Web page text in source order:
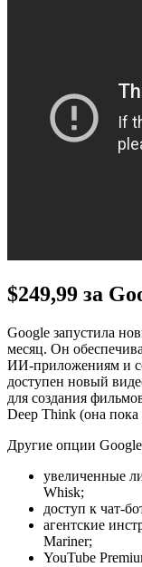
$249,99 за
Google запустила
месяц. Он
ИИ-приложениям и
доступен новый
для создания
Deep Think (она пока
Другие опции
увеличенные
Whisk;
доступ к чат-
агентские
Mariner;
YouTube